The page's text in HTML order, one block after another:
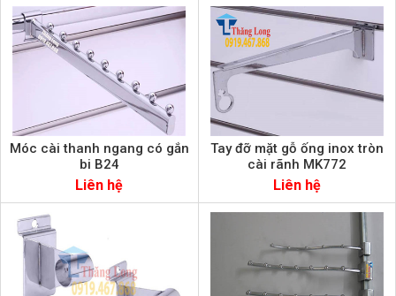
Móc cài thanh ngang có gắn
bi B24
Liên hệ
Tay đỡ mặt gỗ ống inox tròn
cài rãnh MK772
Liên hệ